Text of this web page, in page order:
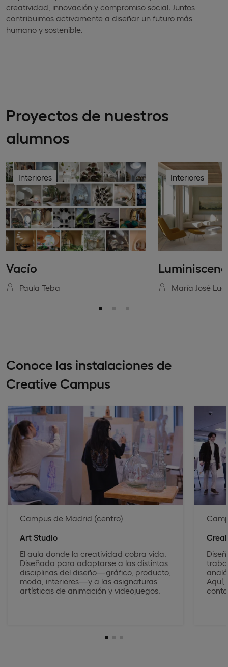
creatividad, innovación y compromiso social. Juntos
contribuimos activamente a diseñar un futuro más
humano y sostenible.
Proyectos de nuestros
alumnos
Interiores
Vacío
Paula Teba
Interiores
María José
Conoce las instalaciones de
Creative Campus
Campus de Madrid (centro)
Art Studio
El aula donde la creatividad cobra vida.
Diseñada para adaptarse a las distintas
disciplinas del diseño—gráfico, producto,
moda, interiores—y a las asignaturas
artísticas de animación y videojuegos.
Aquí,